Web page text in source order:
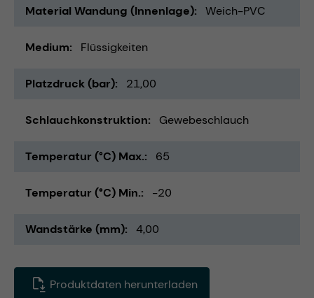
Material Wandung (Innenlage) Weich-PVC
Medium Flüssigkeiten
Platzdruck (bar) 21,00
Schlauchkonstruktion Gewebeschlauch
Temperatur (°C) Max. 65
Temperatur (°C) Min. -20
Wandstärke (mm) 4,00
Produktdaten herunterladen